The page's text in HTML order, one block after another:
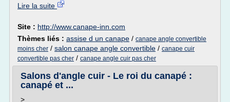
Lire la suite
Site : http://www.canape-inn.com
Thèmes liés : assise d un canape / canape angle convertible
moins cher / salon canape angle convertible / canape cuir
convertible pas cher / canape angle cuir pas cher
Salons d'angle cuir - Le roi du canapé :
canapé et ...
>